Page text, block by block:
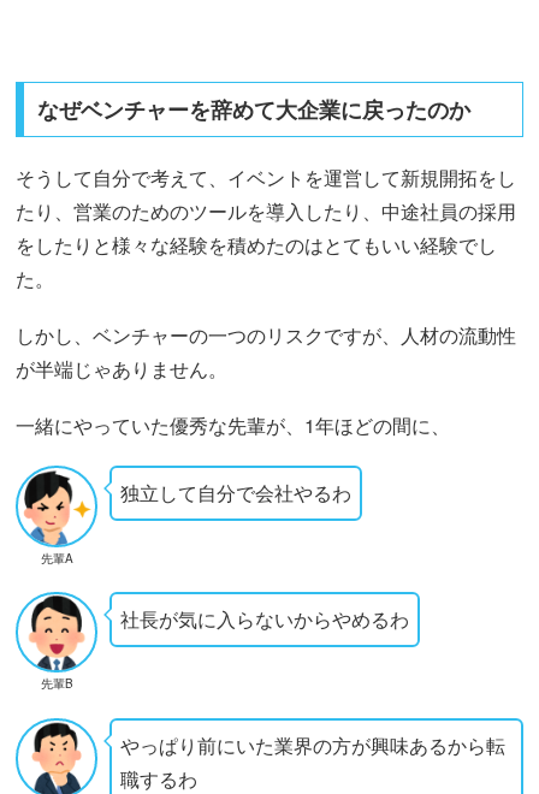
なぜベンチャーを辞めて大企業に戻ったのか
そうして自分で考えて、イベントを運営して新規開拓をし
たり、営業のためのツールを導入したり、中途社員の採用
をしたりと様々な経験を積めたのはとてもいい経験でし
た。
しかし、ベンチャーの一つのリスクですが、人材の流動性
が半端じゃありません。
一緒にやっていた優秀な先輩が、1年ほどの間に、
先輩A
独立して自分で会社やるわ
先輩B
社長が気に入らないからやめるわ
やっぱり前にいた業界の方が興味あるから転
職するわ